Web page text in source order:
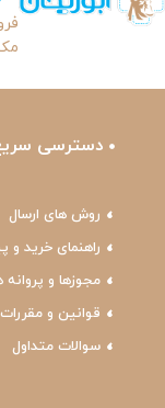
دسترسی
روش های ارسال
راهنمای خرید و
مجوزها و پروانه
قوانین و مقررات
سوالات متداول